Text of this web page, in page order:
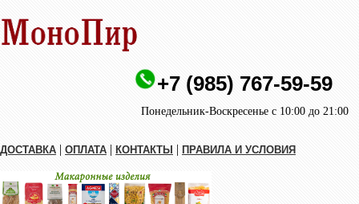
+7 (985) 767-59-59
Понедельник-Воскресенье с 10:00 до 21:00
ДОСТАВКА | ОПЛАТА | КОНТАКТЫ | ПРАВИЛА И УСЛОВИЯ